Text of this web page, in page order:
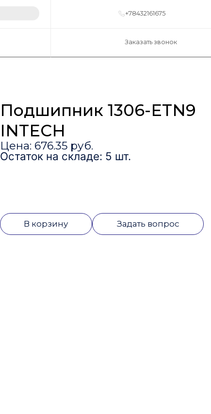
+78432161675
Заказать звонок
Подшипник 1306-ETN9
INTECH
Цена: 676.35 руб.
Остаток на складе: 5 шт.
В корзину Задать вопрос